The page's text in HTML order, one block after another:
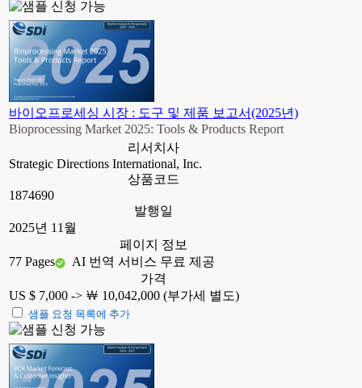
바이오프로세싱 시장 : 도구 및 제품 보고서(2025년)
Bioprocessing Market 2025: Tools & Products Report
리서치사
Strategic Directions International, Inc.
상품코드
1874690
발행일
2025년 11월
페이지 정보
77 Pages
AI 번역 서비스 무료 제공
가격
US $ 7,000 -> ￦ 10,042,000 (부가세 별도)
샘플 요청 목록에 추가